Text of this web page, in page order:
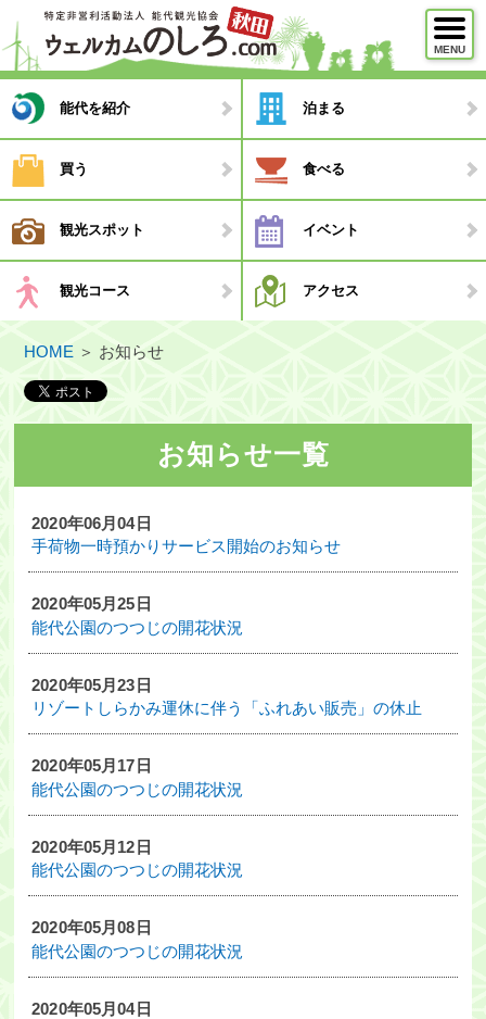
MENU
メニュー
泊まる
買う
食べる
観光スポット
イベント
・モデルコース
・観光ガイド
・ツアー
アクセス
能代観光協会について
会員一覧
お問い合わせ
能代を紹介 泊まる
買う 食べる
観光スポット イベント
観光コース アクセス
HOME ＞ お知らせ
お知らせ一覧
2020年06月04日
手荷物一時預かりサービス開始のお知らせ
2020年05月25日
能代公園のつつじの開花状況
2020年05月23日
リゾートしらかみ運休に伴う「ふれあい販売」の休止
2020年05月17日
能代公園のつつじの開花状況
2020年05月12日
能代公園のつつじの開花状況
2020年05月08日
能代公園のつつじの開花状況
2020年05月04日